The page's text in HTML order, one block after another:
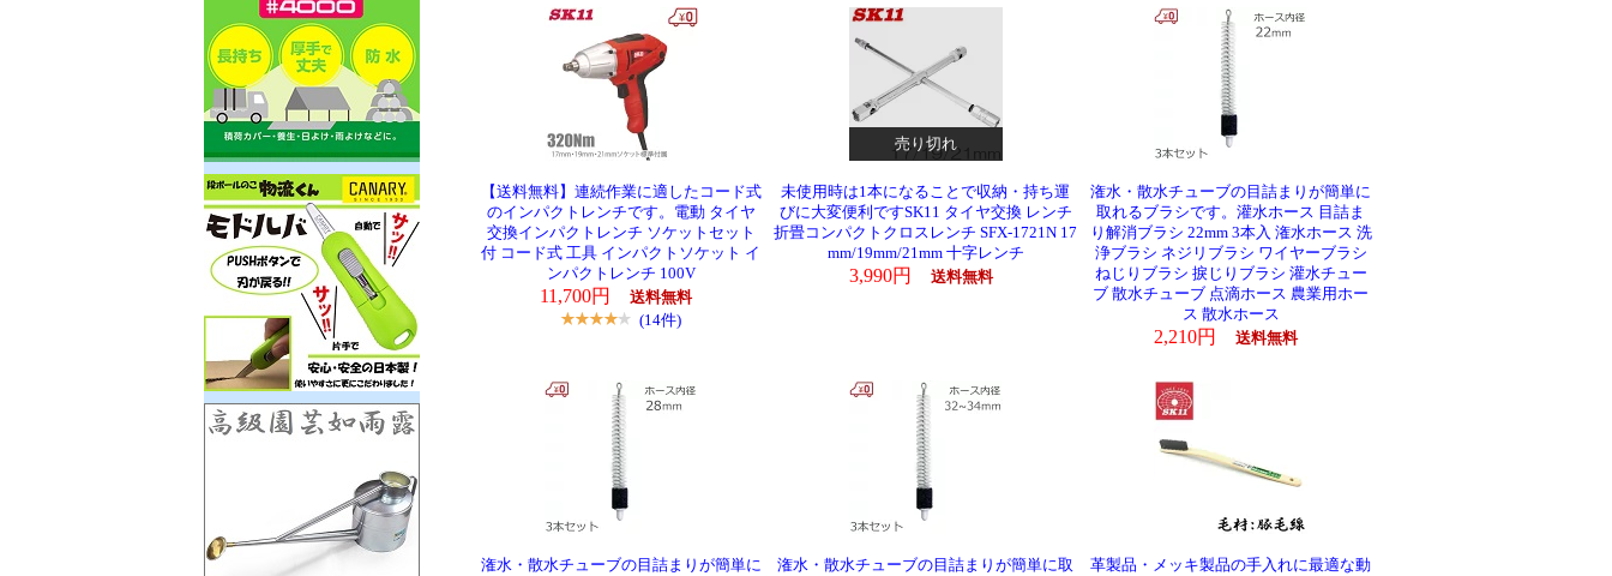
売り切れ
【送料無料】連続作業に適したコード式
のインパクトレンチです。電動 タイヤ
交換インパクトレンチ ソケットセット
付 コード式 工具 インパクトソケット イ
ンパクトレンチ 100V
11,700円 送料無料
(14件)
未使用時は1本になることで収納・持ち運
びに大変便利ですSK11 タイヤ交換 レンチ
折畳コンパクトクロスレンチ SFX-1721N 17
mm/19mm/21mm 十字レンチ
3,990円 送料無料
潅水・散水チューブの目詰まりが簡単に
取れるブラシです。灌水ホース 目詰ま
り解消ブラシ 22mm 3本入 潅水ホース 洗
浄ブラシ ネジリブラシ ワイヤーブラシ
ねじりブラシ 捩じりブラシ 灌水チュー
ブ 散水チューブ 点滴ホース 農業用ホー
ス 散水ホース
2,210円 送料無料
潅水・散水チューブの目詰まりが簡単に
潅水・散水チューブの目詰まりが簡単に取
革製品・メッキ製品の手入れに最適な動